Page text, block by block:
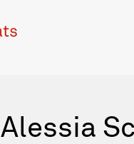
Alessia